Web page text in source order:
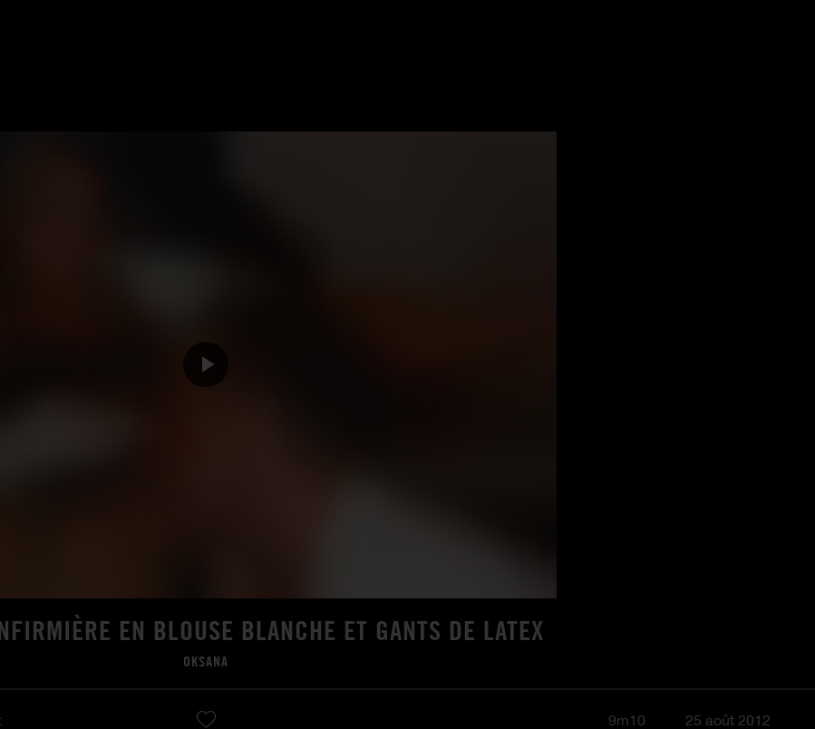
EN BLOUSE BLANCHE ET GANTS DE LATEX
OKSANA
9m10 25 août 2012